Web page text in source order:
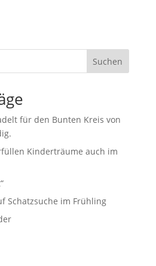
Suchen
für den Bunten Kreis von
Kinderträume auch im
Schatzsuche im Frühling